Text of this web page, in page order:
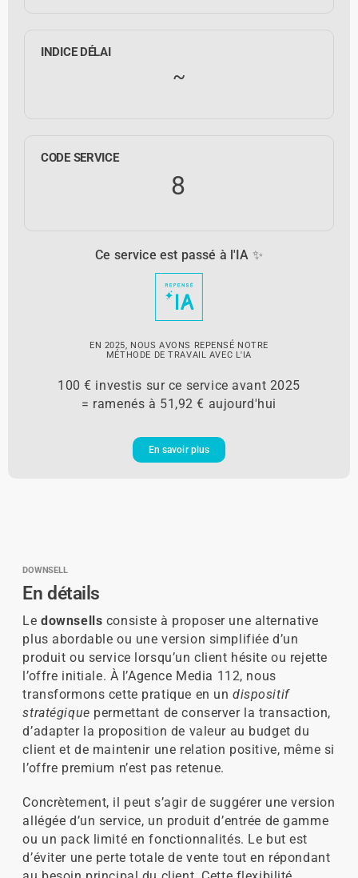
INDICE DÉLAI
~
CODE SERVICE
8
Ce service est passé à l'IA ✨
EN 2025, NOUS AVONS REPENSÉ NOTRE
MÉTHODE DE TRAVAIL AVEC L'IA
100 € investis sur ce service avant 2025
= ramenés à 51,92 € aujourd'hui
En savoir plus
DOWNSELL
En détails
Ledownsells consiste à proposer une alternative
plus abordable ou une version simplifiée d’un
produit ou service lorsqu’un client hésite ou rejette
l’offre initiale. À l’Agence Media 112, nous
transformons cette pratique en un dispositif
stratégique permettant de conserver la transaction,
d’adapter la proposition de valeur au budget du
client et de maintenir une relation positive, même si
l’offre premium n’est pas retenue.
Concrètement, il peut s’agir de suggérer une version
allégée d’un service, un produit d’entrée de gamme
ou un pack limité en fonctionnalités. Le but est
d’éviter une perte totale de vente tout en répondant